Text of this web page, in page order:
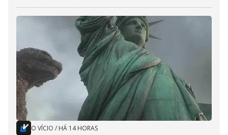
O VÍCIO / HÁ 14 HORAS